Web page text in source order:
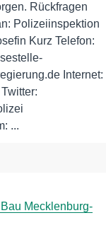
Rückfragen
Polizeiinspektion
Kurz Telefon:
Internet:
...
Mecklenburg-